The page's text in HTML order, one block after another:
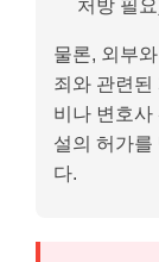
처방 필
물론, 외부
죄와 관련
비나 변호사
설의 허가를
다.